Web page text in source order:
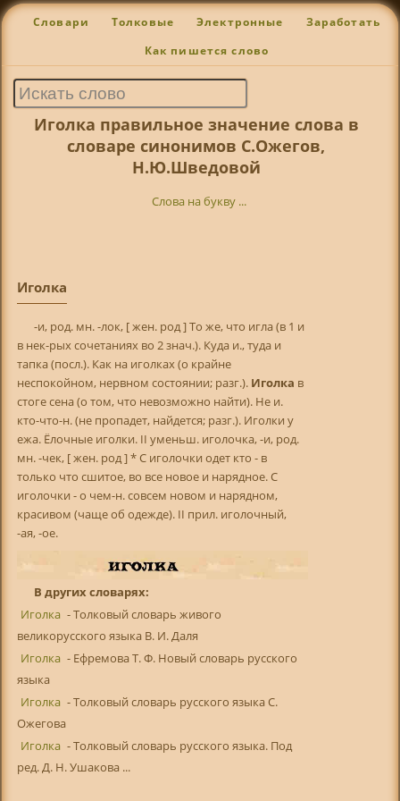
Словари Толковые Электронные Заработать
Как пишется слово
Иголка правильное значение слова в
словаре синонимов С.Ожегов,
Н.Ю.Шведовой
Слова на букву ...
Иголка
-и, род. мн. -лок, [ жен. род ] То же, что игла (в 1 и
в нек-рых сочетаниях во 2 знач.). Куда и., туда и
тапка (посл.). Как на иголках (о крайне
неспокойном, нервном состоянии; разг.). Иголка в
стоге сена (о том, что невозможно найти). Не и.
кто-что-н. (не пропадет, найдется; разг.). Иголки у
ежа. Ёлочные иголки. II уменьш. иголочка, -и, род.
мн. -чек, [ жен. род ] * С иголочки одет кто - в
только что сшитое, во все новое и нарядное. С
иголочки - о чем-н. совсем новом и нарядном,
красивом (чаще об одежде). II прил. иголочный,
-ая, -ое.
В других словарях:
Иголка - Толковый словарь живого
великорусского языка В. И. Даля
Иголка - Ефремова Т. Ф. Новый словарь русского
языка
Иголка - Толковый словарь русского языка С.
Ожегова
Иголка - Толковый словарь русского языка. Под
ред. Д. Н. Ушакова ...